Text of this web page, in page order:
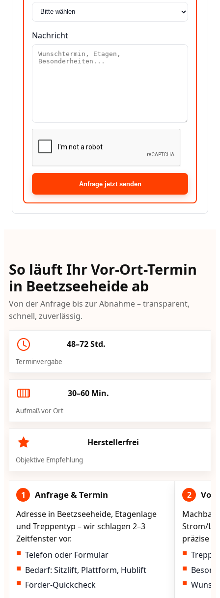
Nachricht
Anfrage jetzt senden
So läuft Ihr Vor-Ort-Termin
in Beetzseeheide ab
Von der Anfrage bis zur Abnahme – transparent,
schnell, zuverlässig.
48–72 Std.
Terminvergabe
30–60 Min.
Aufmaß vor Ort
Herstellerfrei
Objektive Empfehlung
1 Anfrage & Termin
Adresse in Beetzseeheide, Etagenlage
und Treppentyp – wir schlagen 2–3
Zeitfenster vor.
Telefon oder Formular
Bedarf: Sitzlift, Plattform, Hublift
Förder-Quickcheck
2
Strom/
präzise